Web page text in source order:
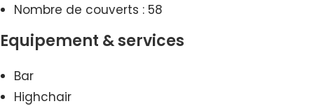
Nombre de couverts : 58
Equipement & services
Bar
Highchair